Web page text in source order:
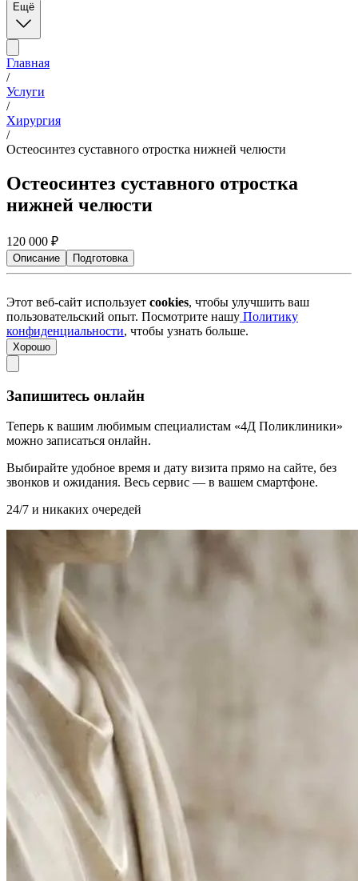
Ещё
Главная
/
Услуги
/
Хирургия
/
Остеосинтез суставного отростка нижней челюсти
Остеосинтез суставного отростка
нижней челюсти
120 000 ₽
Описание Подготовка
Этот веб-сайт использует cookies, чтобы улучшить ваш
пользовательский опыт. Посмотрите нашу Политику
конфиденциальности, чтобы узнать больше.
Хорошо
Запишитесь онлайн
Теперь к вашим любимым специалистам «4Д Поликлиники»
можно записаться онлайн.
Выбирайте удобное время и дату визита прямо на сайте, без
звонков и ожидания. Весь сервис — в вашем смартфоне.
24/7 и никаких очередей